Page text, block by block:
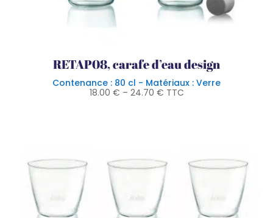
RETAP08, carafe d’eau design
Contenance : 80 cl - Matériaux : Verre
18.00 € – 24.70 € TTC